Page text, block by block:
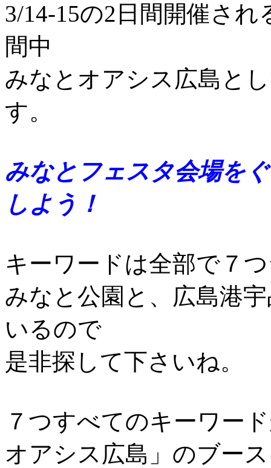
3/14-15の2日間開催さ
間中
みなとオアシス広島と
す。
みなとフェスタ会場を
しよう！
キーワードは全部
みなと公園と、広島港
いるので
是非探して下さいね。
７つすべてのキーワー
オアシス広島」のブー